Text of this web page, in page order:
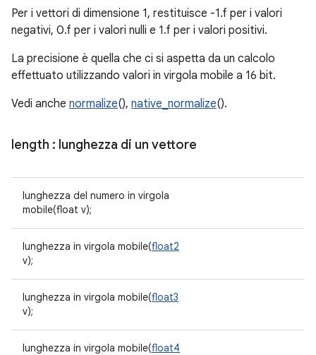
Per i vettori di dimensione 1, restituisce -1.f per i valori
negativi, 0.f per i valori nulli e 1.f per i valori positivi.
La precisione è quella che ci si aspetta da un calcolo
effettuato utilizzando valori in virgola mobile a 16 bit.
Vedi anche normalize(), native_normalize().
length : lunghezza di un vettore
lunghezza del numero in virgola
mobile(float v);
lunghezza in virgola mobile(float2
v);
lunghezza in virgola mobile(float3
v);
lunghezza in virgola mobile(float4